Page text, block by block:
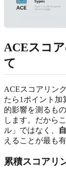
ACEスコ
て
ACEスコアリン
たら1ポイント加
的影響を測るも
します。だから
ル」ではなく、
えることが最も
累積スコアリ